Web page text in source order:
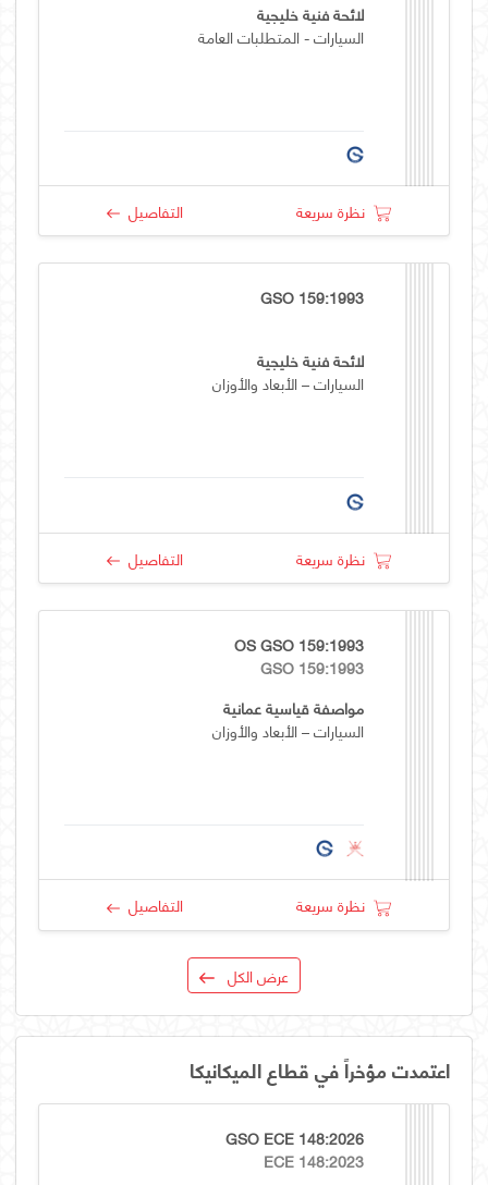
لائحة فنية خليجية
السيارات - المتطلبات العامة
نظرة سريعة التفاصيل
GSO 159:1993
لائحة فنية خليجية
السيارات – الأبعاد والأوزان
نظرة سريعة التفاصيل
OS GSO 159:1993
GSO 159:1993
مواصفة قياسية عمانية
السيارات – الأبعاد والأوزان
نظرة سريعة التفاصيل
عرض الكل
اعتمدت مؤخراً في قطاع الميكانيكا
GSO ECE 148:2026
ECE 148:2023